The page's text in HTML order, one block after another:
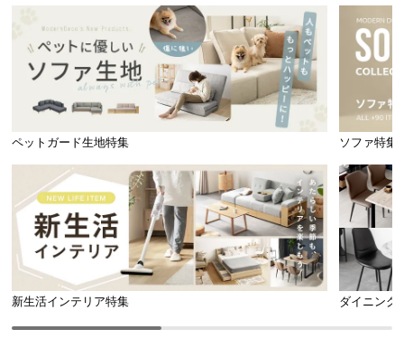
ペットガード生地特集 ソファ特集
新生活インテリア特集 ダイニング